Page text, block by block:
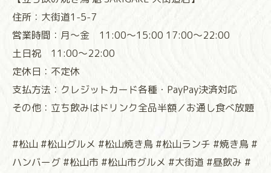
住所：大街道1-5-7
営業時間：月〜金 11:00〜15:00 17:00〜22:00
土日祝 11:00〜22:00
定休日：不定休
支払方法：クレジットカード各種・PayPay決済対応
その他：立ち飲みはドリンク全品半額／お通し食べ放題
#松山 #松山グルメ #松山焼き鳥 #松山ランチ #焼き鳥 #
ハンバーグ #松山市 #松山市グルメ #大街道 #昼飲み #